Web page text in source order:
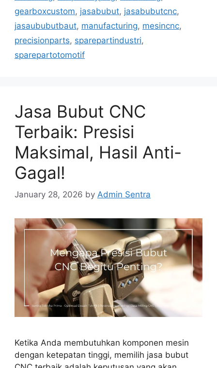
gearboxcustom, jasabubut, jasabubutcnc,
jasaububutbaut, manufacturing, mesincnc,
precisionparts, sparepartindustri,
sparepartotomotif
Jasa Bubut CNC
Terbaik: Presisi
Maksimal, Hasil Anti-
Gagal!
January 28, 2026 by Admin Sentra
Ketika Anda membutuhkan komponen mesin
dengan ketepatan tinggi, memilih jasa bubut